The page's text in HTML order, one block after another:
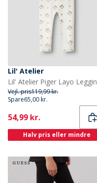
Lil' Atelier
Vejl. pris119,99 kr.
Spare65,00 kr.
Current
54,99 kr.
Halv pris eller mindre